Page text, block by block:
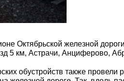
Октябрьской железной
5 км, Астрачи, Анциферово,
обустройств также